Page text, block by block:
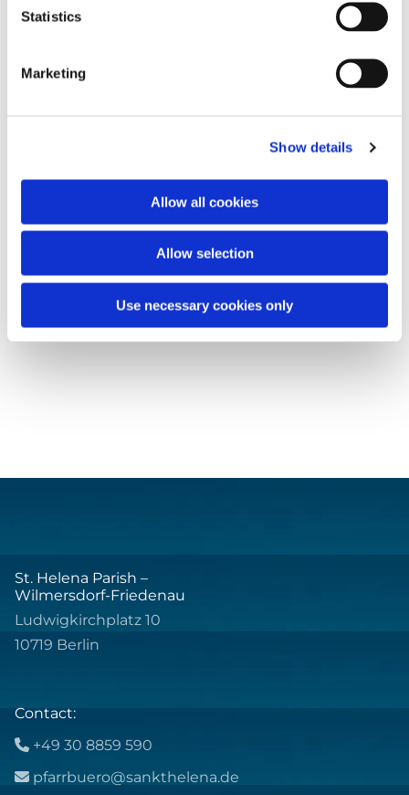
Statistics
Marketing
Show details
Allow all cookies
Allow selection
Use necessary cookies only
St. Helena Parish –
Wilmersdorf-Friedenau
Ludwigkirchplatz 10
10719 Berlin
Contact:
 +49 30 8859 590
 pfarrbuero@sankthelena.de